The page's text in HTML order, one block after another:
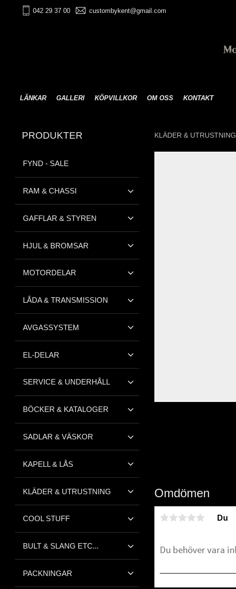
042 29 37 00 custombykent@gmail.com
LÄNKAR GALLERI KÖPVILLKOR OM OSS KONTAKT
KLÄDER & UTRUSTNING
Omdömen
Du
PRODUKTER
FYND - SALE
RAM & CHASSI
GAFFLAR & STYREN
HJUL & BROMSAR
MOTORDELAR
LÅDA & TRANSMISSION
AVGASSYSTEM
EL-DELAR
SERVICE & UNDERHÅLL
BÖCKER & KATALOGER
SADLAR & VÄSKOR
KAPELL & LÅS
KLÄDER & UTRUSTNING
COOL STUFF
BULT & SLANG ETC...
PACKNINGAR